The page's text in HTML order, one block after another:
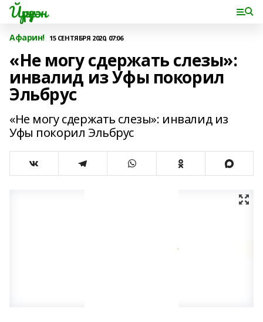
Йүрүҙән
Афарин! 15 СЕНТЯБРЯ 2020, 07:06
«Не могу сдержать слезы»:
инвалид из Уфы покорил
Эльбрус
«Не могу сдержать слезы»: инвалид из
Уфы покорил Эльбрус